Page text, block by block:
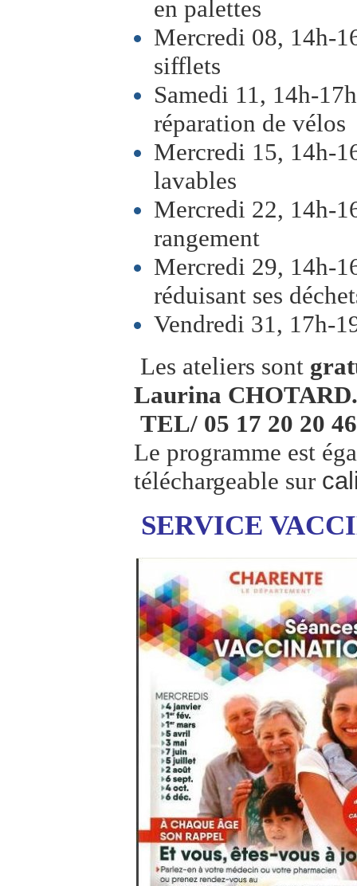
en palettes
Mercredi 08, 14h-
sifflets
Samedi 11, 14h-
réparation de vélos
Mercredi 15, 14h-
lavables
Mercredi 22, 14h-
rangement
Mercredi 29, 14h-
réduisant ses
Vendredi 31, 17h-
Les ateliers sont
Laurina CHOTARD.
TEL/ 05 17 20 20 46
Le programme est
téléchargeable sur
SERVICE